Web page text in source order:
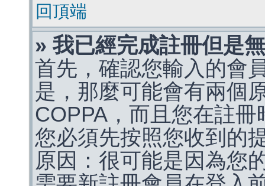
回頂端
» 我已經完成註冊但是
首先，確認您輸入的會
是，那麼可能會有兩個
COPPA，而且您在註
您必須先按照您收到的
原因：很可能是因為您